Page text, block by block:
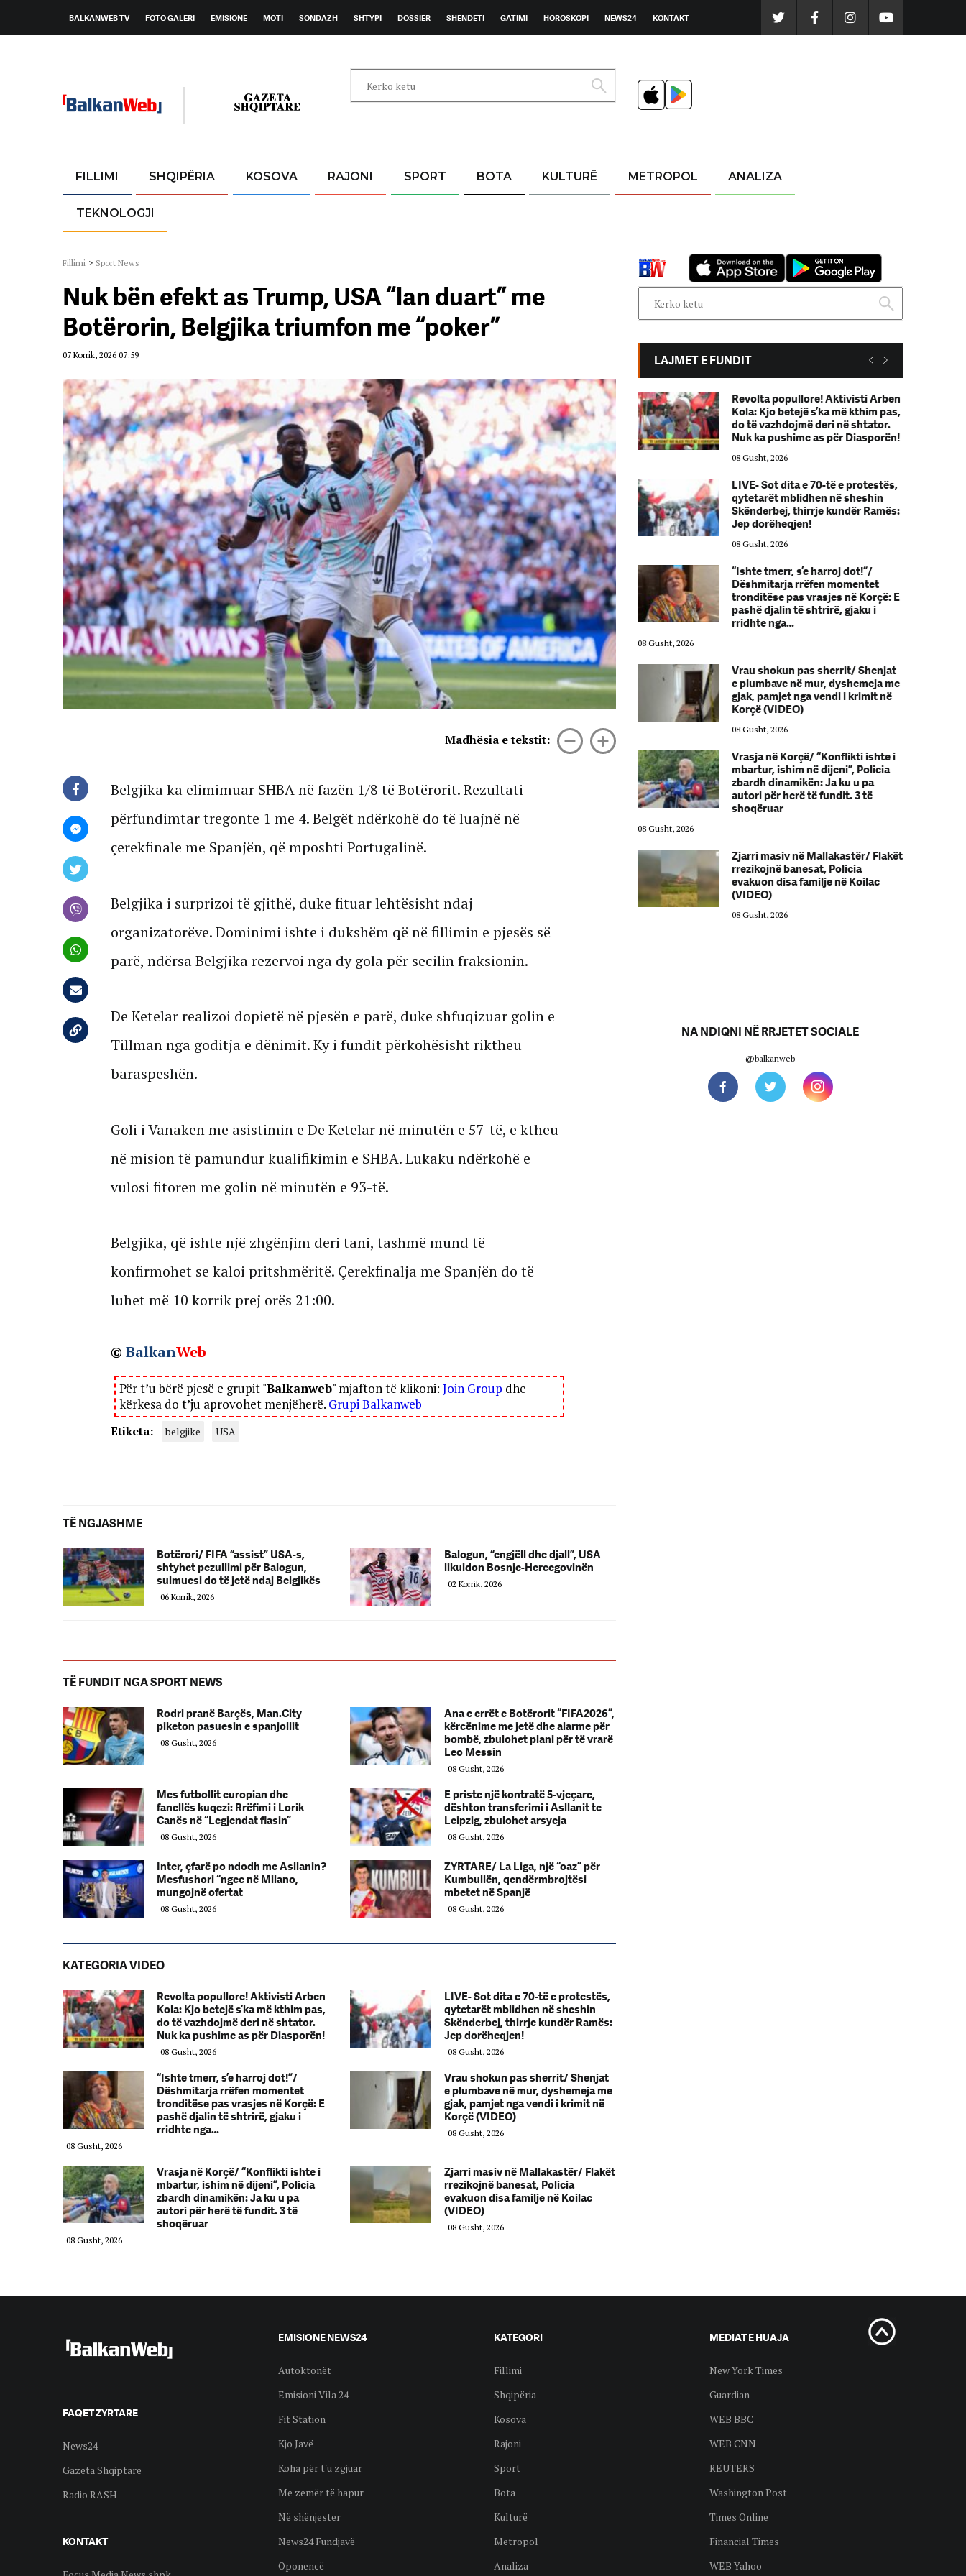
BALKANWEB TV FOTO GALERI EMISIONE MOTI SONDAZH SHTYPI DOSSIER SHËNDETI GATIMI HOROSKOPI NEWS24 KONTAKT
FILLIMI SHQIPËRIA KOSOVA RAJONI SPORT BOTA KULTURË METROPOL ANALIZA
TEKNOLOGJI
Fillimi > Sport News
Nuk bën efekt as Trump, USA “lan duart” me
Botërorin, Belgjika triumfon me “poker”
07 Korrik, 2026 07:59
Madhësia e tekstit:
Belgjika ka elimimuar SHBA në fazën 1/8 të Botërorit. Rezultati
përfundimtar tregonte 1 me 4. Belgët ndërkohë do të luajnë në
çerekfinale me Spanjën, që mposhti Portugalinë.
Belgjika i surprizoi të gjithë, duke fituar lehtësisht ndaj
organizatorëve. Dominimi ishte i dukshëm që në fillimin e pjesës së
parë, ndërsa Belgjika rezervoi nga dy gola për secilin fraksionin.
De Ketelar realizoi dopietë në pjesën e parë, duke shfuqizuar golin e
Tillman nga goditja e dënimit. Ky i fundit përkohësisht riktheu
baraspeshën.
Goli i Vanaken me asistimin e De Ketelar në minutën e 57-të, e ktheu
në mision të pamundur kualifikimin e SHBA. Lukaku ndërkohë e
vulosi fitoren me golin në minutën e 93-të.
Belgjika, që ishte një zhgënjim deri tani, tashmë mund të
konfirmohet se kaloi pritshmëritë. Çerekfinalja me Spanjën do të
luhet më 10 korrik prej orës 21:00.
© BalkanWeb
Për t’u bërë pjesë e grupit "Balkanweb" mjafton të klikoni: Join Group dhe
kërkesa do t’ju aprovohet menjëherë. Grupi Balkanweb
Etiketa: belgjike USA
TË NGJASHME
Botërori/ FIFA “assist” USA-s,
shtyhet pezullimi për Balogun,
sulmuesi do të jetë ndaj Belgjikës
06 Korrik, 2026
Balogun, “engjëll dhe djall”, USA
likuidon Bosnje-Hercegovinën
02 Korrik, 2026
TË FUNDIT NGA SPORT NEWS
Rodri pranë Barçës, Man.City
piketon pasuesin e spanjollit
08 Gusht, 2026
Ana e errët e Botërorit “FIFA2026”,
kërcënime me jetë dhe alarme për
bombë, zbulohet plani për të vrarë
Leo Messin
08 Gusht, 2026
Mes futbollit europian dhe
fanellës kuqezi: Rrëfimi i Lorik
Canës në “Legjendat flasin”
08 Gusht, 2026
E priste një kontratë 5-vjeçare,
dështon transferimi i Asllanit te
Leipzig, zbulohet arsyeja
08 Gusht, 2026
Inter, çfarë po ndodh me Asllanin?
Mesfushori “ngec në Milano,
mungojnë ofertat
08 Gusht, 2026
ZYRTARE/ La Liga, një “oaz” për
Kumbullën, qendërmbrojtësi
mbetet në Spanjë
08 Gusht, 2026
KATEGORIA VIDEO
Revolta popullore! Aktivisti Arben
Kola: Kjo betejë s’ka më kthim pas,
do të vazhdojmë deri në shtator.
Nuk ka pushime as për Diasporën!
08 Gusht, 2026
LIVE- Sot dita e 70-të e protestës,
qytetarët mblidhen në sheshin
Skënderbej, thirrje kundër Ramës:
Jep dorëheqjen!
08 Gusht, 2026
“Ishte tmerr, s’e harroj dot!”/
Dëshmitarja rrëfen momentet
tronditëse pas vrasjes në Korçë: E
pashë djalin të shtrirë, gjaku i
rridhte nga…
08 Gusht, 2026
Vrau shokun pas sherrit/ Shenjat
e plumbave në mur, dyshemeja me
gjak, pamjet nga vendi i krimit në
Korçë (VIDEO)
08 Gusht, 2026
Vrasja në Korçë/ “Konflikti ishte i
mbartur, ishim në dijeni”, Policia
zbardh dinamikën: Ja ku u pa
autori për herë të fundit. 3 të
shoqëruar
08 Gusht, 2026
Zjarri masiv në Mallakastër/ Flakët
rrezikojnë banesat, Policia
evakuon disa familje në Koilac
(VIDEO)
08 Gusht, 2026
LAJMET E FUNDIT
Revolta popullore! Aktivisti Arben
Kola: Kjo betejë s’ka më kthim pas,
do të vazhdojmë deri në shtator.
Nuk ka pushime as për Diasporën!
08 Gusht, 2026
LIVE- Sot dita e 70-të e protestës,
qytetarët mblidhen në sheshin
Skënderbej, thirrje kundër Ramës:
Jep dorëheqjen!
08 Gusht, 2026
“Ishte tmerr, s’e harroj dot!”/
Dëshmitarja rrëfen momentet
tronditëse pas vrasjes në Korçë: E
pashë djalin të shtrirë, gjaku i
rridhte nga…
08 Gusht, 2026
Vrau shokun pas sherrit/ Shenjat
e plumbave në mur, dyshemeja me
gjak, pamjet nga vendi i krimit në
Korçë (VIDEO)
Vrasja në Korçë/ “Konflikti ishte i
zbardh dinamikën: Ja ku u pa
autori për herë të fundit. 3 të
08 Gusht, 2026
Revolta popullore! Aktivisti Arben
Kola: Kjo betejë s’ka më kthim pas,
do të vazhdojmë deri në shtator.
Nuk ka pushime as për Diasporën!
08 Gusht, 2026
LIVE- Sot dita e 70-të e protestës,
qytetarët mblidhen në sheshin
Skënderbej, thirrje kundër Ramës:
Jep dorëheqjen!
08 Gusht, 2026
“Ishte tmerr, s’e harroj dot!”/
Dëshmitarja rrëfen momentet
tronditëse pas vrasjes në Korçë: E
pashë djalin të shtrirë, gjaku i
rridhte nga…
08 Gusht, 2026
Vrau shokun pas sherrit/ Shenjat
e plumbave në mur, dyshemeja me
gjak, pamjet nga vendi i krimit në
Korçë (VIDEO)
08 Gusht, 2026
Vrasja në Korçë/ “Konflikti ishte i
mbartur, ishim në dijeni”, Policia
zbardh dinamikën: Ja ku u pa
autori për herë të fundit. 3 të
shoqëruar
08 Gusht, 2026
Zjarri masiv në Mallakastër/ Flakët
rrezikojnë banesat, Policia
evakuon disa familje në Koilac
(VIDEO)
08 Gusht, 2026
NA NDIQNI NË RRJETET SOCIALE
@balkanweb
FAQET ZYRTARE
News24
Gazeta Shqiptare
Radio RASH
KONTAKT
EMISIONE NEWS24
Autoktonët
Emisioni Vila 24
Fit Station
Kjo Javë
Koha për t'u zgjuar
Me zemër të hapur
Në shënjester
News24 Fundjavë
Oponencë
KATEGORI
Fillimi
Shqipëria
Kosova
Rajoni
Sport
Bota
Kulturë
Metropol
Analiza
MEDIAT E HUAJA
New York Times
Guardian
WEB BBC
WEB CNN
REUTERS
Washington Post
Times Online
Financial Times
WEB Yahoo